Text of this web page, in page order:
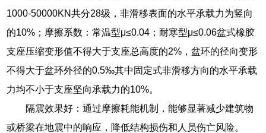
1000-50000KN共分28级，非滑移表面的水平承载力为竖向
的10%；摩擦系数：常温型μ≤0.04；耐寒型μ≤0.06盆式橡胶
支座压缩变形值不得大于支座总高度的2%，盆环的径向变形
不得大于盆环外径的0.5‰其中固定式非滑移方向的水平承载
力均不小于支座坚向承载力的10%。
隔震效果好：通过摩擦耗能机制，能够显著减少建筑物
或桥梁在地震中的响应，降低结构损伤和人员伤亡风险。